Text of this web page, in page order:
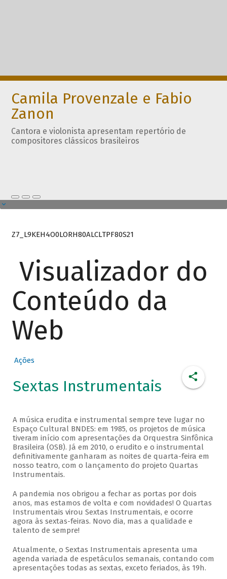
Camila Provenzale e Fabio
Zanon
Cantora e violonista apresentam repertório de
compositores clássicos brasileiros
Z7_L9KEH4O0LORH80ALCLTPF80S21
Visualizador do
Conteúdo da
Web
Ações
Sextas Instrumentais
A música erudita e instrumental sempre teve lugar no
Espaço Cultural BNDES: em 1985, os projetos de música
tiveram início com apresentações da Orquestra Sinfônica
Brasileira (OSB). Já em 2010, o erudito e o instrumental
definitivamente ganharam as noites de quarta-feira em
nosso teatro, com o lançamento do projeto Quartas
Instrumentais.
A pandemia nos obrigou a fechar as portas por dois
anos, mas estamos de volta e com novidades! O Quartas
Instrumentais virou Sextas Instrumentais, e ocorre
agora às sextas-feiras. Novo dia, mas a qualidade e
talento de sempre!
Atualmente, o Sextas Instrumentais apresenta uma
agenda variada de espetáculos semanais, contando com
apresentações todas as sextas, exceto feriados, às 19h.